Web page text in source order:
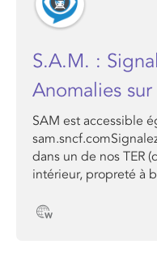
S.A.M. :
Anomalies
SAM est accessible
dans un de nos TER
intérieur, propreté à